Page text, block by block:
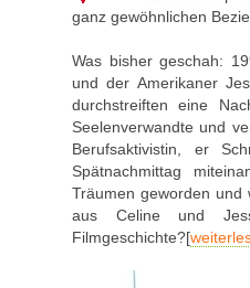
ganz gewöhnlichen
Was bisher geschah:
und der Amerikaner
durchstreiften eine
Seelenverwandte und
Berufsaktivistin, er
Spätnachmittag
Träumen geworden
aus Celine und
Filmgeschichte?[